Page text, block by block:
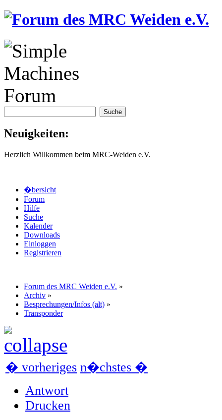
Neuigkeiten:
Herzlich Willkommen beim MRC-Weiden e.V.
�bersicht
Forum
Hilfe
Suche
Kalender
Downloads
Einloggen
Registrieren
Forum des MRC Weiden e.V. »
Archiv »
Besprechungen/Infos (alt) »
Transponder
� vorheriges n�chstes �
Antwort
Drucken